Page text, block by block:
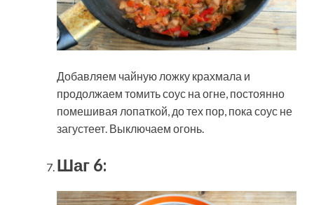
Добавляем чайную ложку крахмала и
продолжаем томить соус на огне, постоянно
помешивая лопаткой, до тех пор, пока соус не
загустеет. Выключаем огонь.
Шаг 6: